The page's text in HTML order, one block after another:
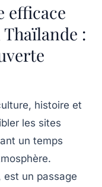
efficace
:
histoire et
les sites
un temps
est un passage